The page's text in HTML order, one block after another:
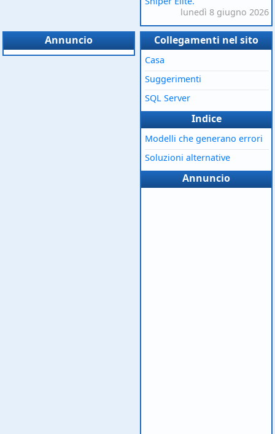
lunedì 8 giugno 2026
Annuncio Collegamenti nel sito
Casa
Suggerimenti
SQL Server
Indice
Modelli che generano errori
Soluzioni alternative
Annuncio